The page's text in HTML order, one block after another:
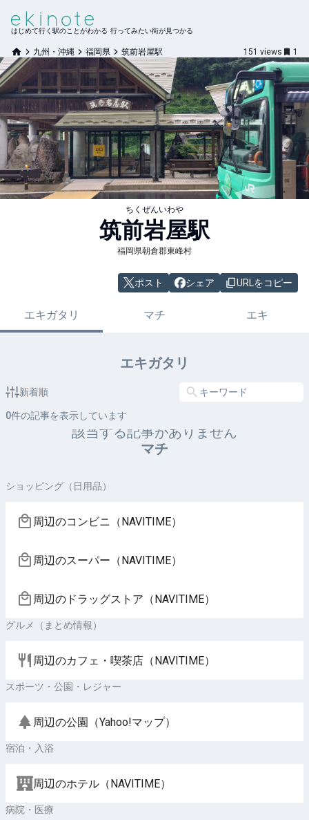
はじめて行く駅のことがわかる 行ってみたい街が見つかる
九州・沖縄 福岡県 筑前岩屋駅 151 views 1
ちくぜんいわや
筑前岩屋駅
福岡県朝倉郡東峰村
ポスト シェア URLをコピー
エキガタリ マチ エキ
エキガタリ
新着順
0件の記事を表示しています
該当する記事がありません
マチ
ショッピング（日用品）
周辺のコンビニ（NAVITIME）
周辺のスーパー（NAVITIME）
周辺のドラッグストア（NAVITIME）
グルメ（まとめ情報）
周辺のカフェ・喫茶店（NAVITIME）
スポーツ・公園・レジャー
周辺の公園（Yahoo!マップ）
宿泊・入浴
周辺のホテル（NAVITIME）
病院・医療